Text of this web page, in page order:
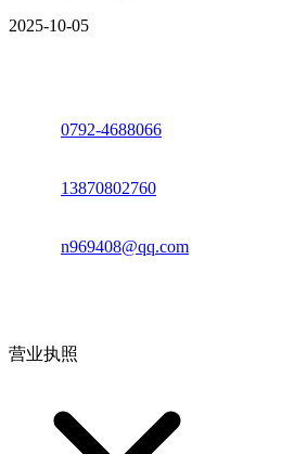
2025-10-05
0792-4688066
13870802760
n969408@qq.com
营业执照